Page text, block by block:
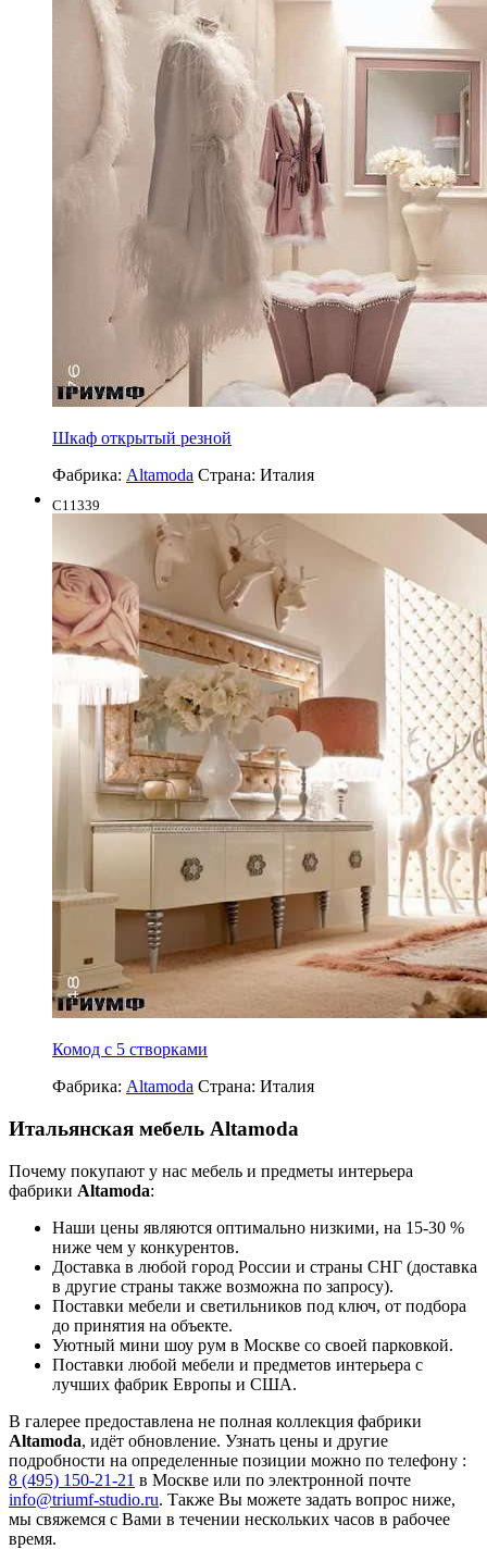
Шкаф открытый резной
Фабрика: Altamoda Страна: Италия
C11339
Комод с 5 створками
Фабрика: Altamoda Страна: Италия
Итальянская мебель Altamoda
Почему покупают у нас мебель и предметы интерьера
фабрики Altamoda:
Наши цены являются оптимально низкими, на 15-30 %
ниже чем у конкурентов.
Доставка в любой город России и страны СНГ (доставка
в другие страны также возможна по запросу).
Поставки мебели и светильников под ключ, от подбора
до принятия на объекте.
Уютный мини шоу рум в Москве со своей парковкой.
Поставки любой мебели и предметов интерьера с
лучших фабрик Европы и США.
В галерее предоставлена не полная коллекция фабрики
Altamoda, идёт обновление. Узнать цены и другие
подробности на определенные позиции можно по телефону :
8 (495) 150-21-21 в Москве или по электронной почте
info@triumf-studio.ru. Также Вы можете задать вопрос ниже,
мы свяжемся с Вами в течении нескольких часов в рабочее
время.